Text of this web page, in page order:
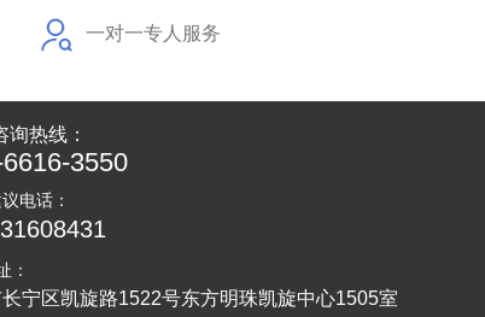
一对一专人服务
询热线：
3550
电话：
：
长宁区凯旋路1522号东方明珠凯旋中心1505室